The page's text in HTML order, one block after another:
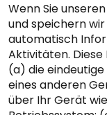
Wenn Sie
und speichern
automatisch
Aktivitäten.
(a) die
eines anderen
über Ihr Gerät